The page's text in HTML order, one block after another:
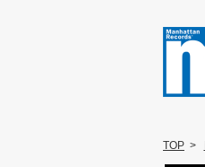
TOP >